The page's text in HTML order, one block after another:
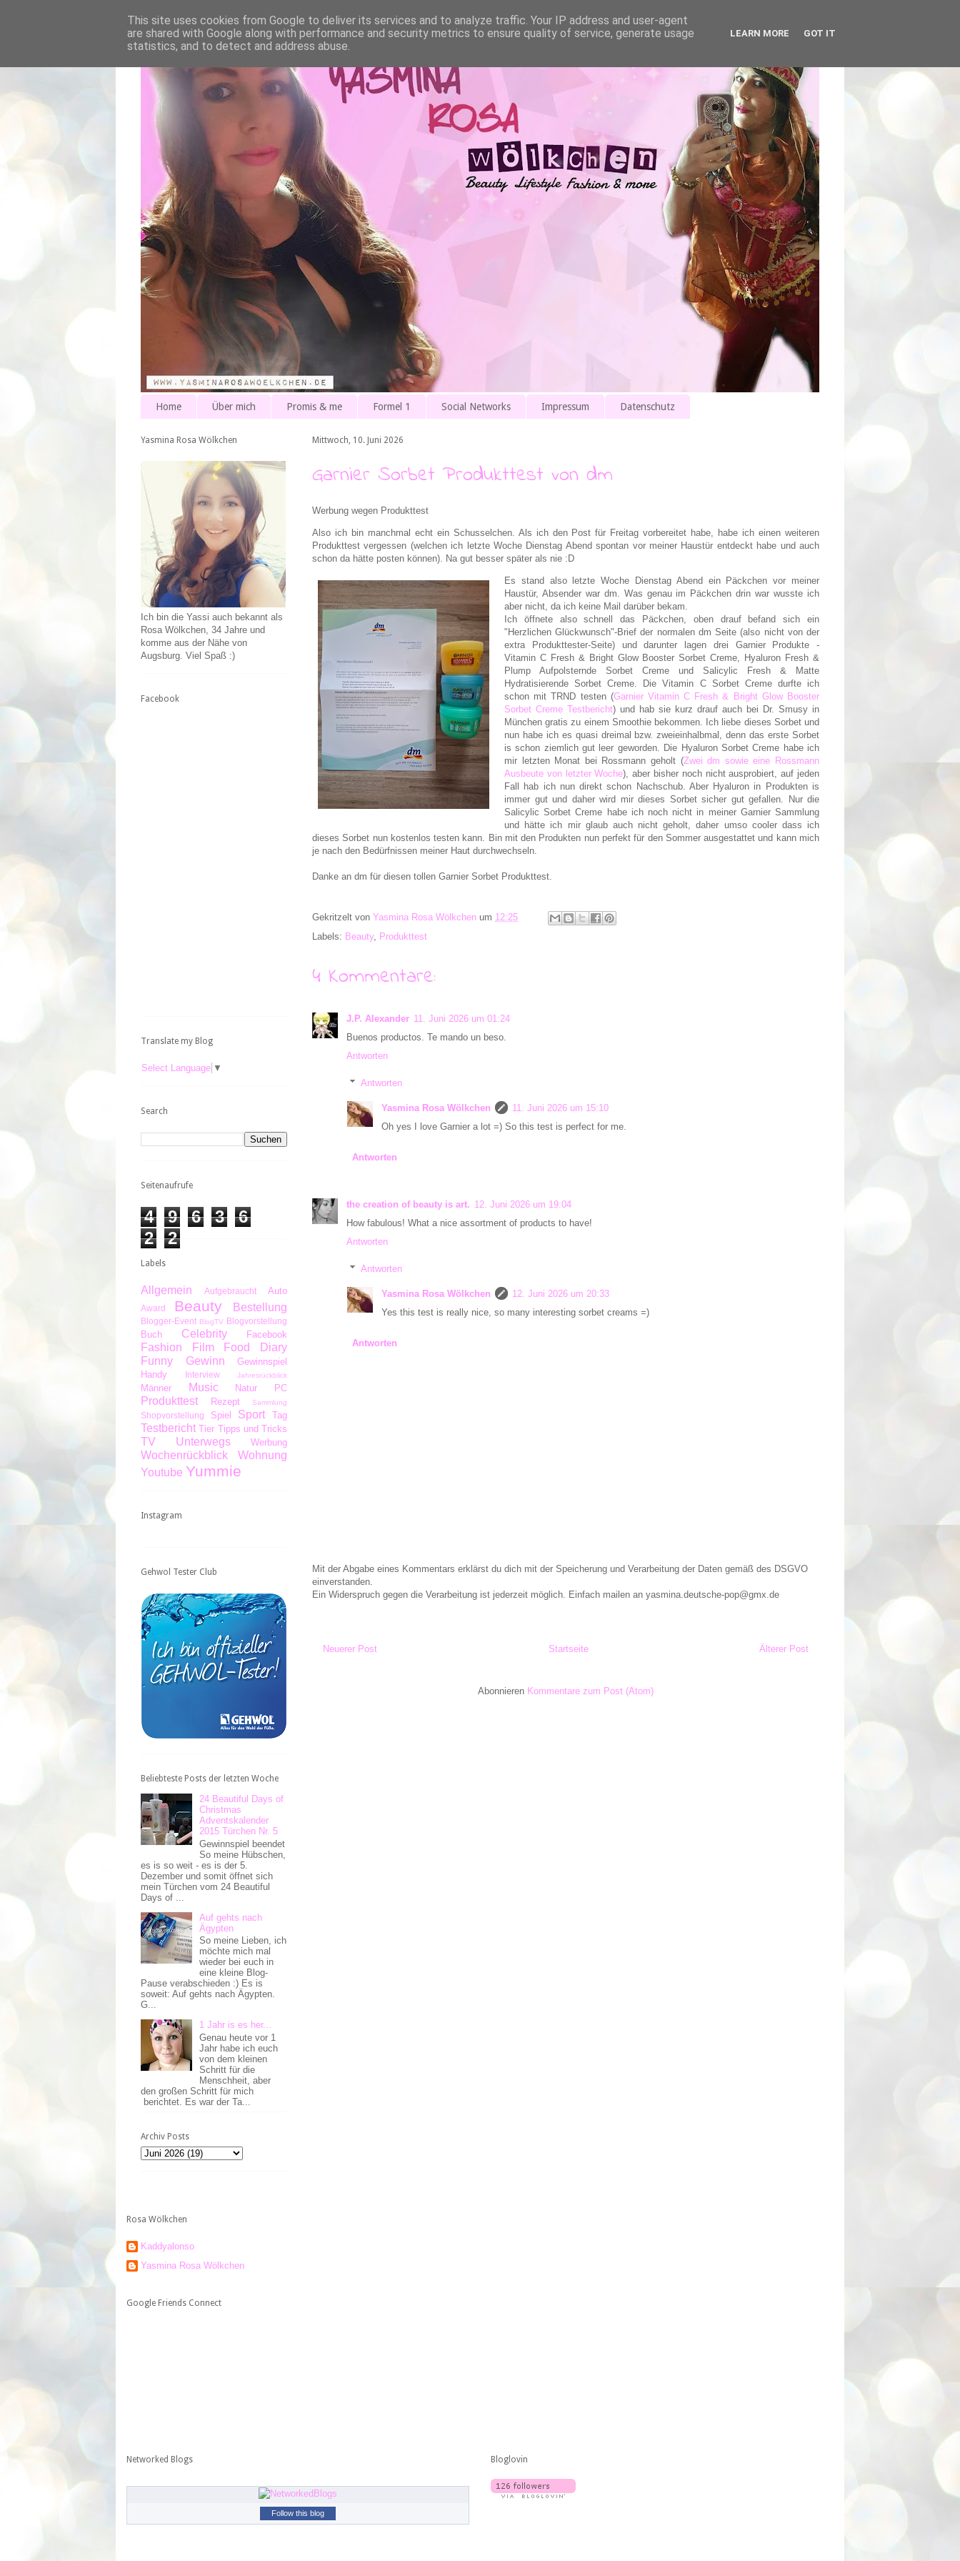
Home Über mich Promis & me Formel 1 Social Networks Impressum Datenschutz
Mittwoch, 10. Juni 2026
Garnier Sorbet Produkttest von dm
Werbung wegen Produkttest
Also ich bin manchmal echt ein Schusselchen. Als ich den Post für Freitag vorbereitet habe, habe ich einen weiteren
Produkttest vergessen (welchen ich letzte Woche Dienstag Abend spontan vor meiner Haustür entdeckt habe und auch
schon da hätte posten können). Na gut besser später als nie :D
Es stand also letzte Woche Dienstag Abend ein Päckchen vor meiner
Haustür, Absender war dm. Was genau im Päckchen drin war wusste ich
aber nicht, da ich keine Mail darüber bekam.
Ich öffnete also schnell das Päckchen, oben drauf befand sich ein
"Herzlichen Glückwunsch"-Brief der normalen dm Seite (also nicht von der
extra Produkttester-Seite) und darunter lagen drei Garnier Produkte -
Vitamin C Fresh & Bright Glow Booster Sorbet Creme, Hyaluron Fresh &
Plump Aufpolsternde Sorbet Creme und Salicylic Fresh & Matte
Hydratisierende Sorbet Creme. Die Vitamin C Sorbet Creme durfte ich
schon mit TRND testen (Garnier Vitamin C Fresh & Bright Glow Booster
Sorbet Creme Testbericht) und hab sie kurz drauf auch bei Dr. Smusy in
München gratis zu einem Smoothie bekommen. Ich liebe dieses Sorbet und
nun habe ich es quasi dreimal bzw. zweieinhalbmal, denn das erste Sorbet
is schon ziemlich gut leer geworden. Die Hyaluron Sorbet Creme habe ich
mir letzten Monat bei Rossmann geholt (Zwei dm sowie eine Rossmann
Ausbeute von letzter Woche), aber bisher noch nicht ausprobiert, auf jeden
Fall hab ich nun direkt schon Nachschub. Aber Hyaluron in Produkten is
immer gut und daher wird mir dieses Sorbet sicher gut gefallen. Nur die
Salicylic Sorbet Creme habe ich noch nicht in meiner Garnier Sammlung
und hätte ich mir glaub auch nicht geholt, daher umso cooler dass ich
dieses Sorbet nun kostenlos testen kann. Bin mit den Produkten nun perfekt für den Sommer ausgestattet und kann mich
je nach den Bedürfnissen meiner Haut durchwechseln.
Danke an dm für diesen tollen Garnier Sorbet Produkttest.
Gekritzelt von Yasmina Rosa Wölkchen um 12:25
Labels: Beauty, Produkttest
4 Kommentare:
J.P. Alexander 11. Juni 2026 um 01:24
Buenos productos. Te mando un beso.
Antworten
Antworten
Yasmina Rosa Wölkchen
11. Juni 2026 um 15:10
Oh yes I love Garnier a lot =) So this test is perfect for me.
Antworten
the creation of beauty is art. 12. Juni 2026 um 19:04
How fabulous! What a nice assortment of products to have!
Antworten
Antworten
Yasmina Rosa Wölkchen
12. Juni 2026 um 20:33
Yes this test is really nice, so many interesting sorbet creams =)
Antworten
Mit der Abgabe eines Kommentars erklärst du dich mit der Speicherung und Verarbeitung der Daten gemäß des DSGVO
einverstanden.
Ein Widerspruch gegen die Verarbeitung ist jederzeit möglich. Einfach mailen an yasmina.deutsche-pop@gmx.de
Neuerer Post Älterer Post
Startseite
Abonnieren Kommentare zum Post (Atom)
Yasmina Rosa Wölkchen
Ich bin die Yassi auch bekannt als
Rosa Wölkchen, 34 Jahre und
komme aus der Nähe von
Augsburg. Viel Spaß :)
Facebook
Translate my Blog
Select Language ▼
Search
Seitenaufrufe
4 9 6 3
6
2
2
Labels
Allgemein Aufgebraucht Auto
Award Beauty Bestellung
Blogger-Event BlogTV Blogvorstellung
Buch Celebrity Facebook
Fashion Film
Food Diary
Funny
Gewinn
Gewinnspiel
Handy
Interview Jahresrückblick
Männer Music Natur PC
Produkttest Rezept Sammlung
Shopvorstellung Spiel Sport Tag
Testbericht Tier Tipps und Tricks
TV Unterwegs Werbung
Wochenrückblick
Wohnung
Youtube Yummie
Instagram
Gehwol Tester Club
Beliebteste Posts der letzten Woche
24 Beautiful Days of
Christmas
Adventskalender
2015 Türchen Nr. 5
Gewinnspiel beendet
So meine Hübschen,
es is so weit - es is der 5.
Dezember und somit öffnet sich
mein Türchen vom 24 Beautiful
Days of ...
Auf gehts nach
Ägypten
So meine Lieben, ich
möchte mich mal
wieder bei euch in
eine kleine Blog-
Pause verabschieden :) Es is
soweit: Auf gehts nach Ägypten.
G...
1 Jahr is es her...
Genau heute vor 1
Jahr habe ich euch
von dem kleinen
Schritt für die
Menschheit, aber
den großen Schritt für mich
berichtet. Es war der Ta...
Archiv Posts
Rosa Wölkchen
Kaddyalonso
Yasmina Rosa Wölkchen
Google Friends Connect
Networked Blogs
Follow this blog
Bloglovin
This site uses cookies from Google to deliver its services and to analyze traffic. Your IP address and user-agent
are shared with Google along with performance and security metrics to ensure quality of service, generate usage
statistics, and to detect and address abuse.
LEARN MORE GOT IT